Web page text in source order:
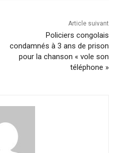
Article suivant
Policiers congolais
condamnés à 3 ans de prison
pour la chanson « vole son
téléphone »